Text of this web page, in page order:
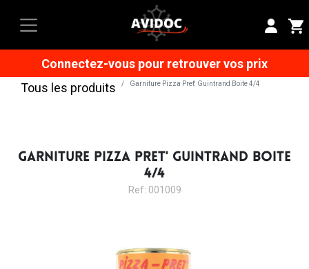
Connectez-vous pour retrouver vos prix
Tous les produits
Garniture Pizza Pret' Guintrand Boite 4/4
GARNITURE PIZZA PRET' GUINTRAND BOITE
4/4
Ref: 001009